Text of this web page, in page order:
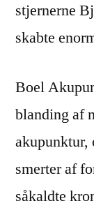
stjernerne
skabte
Boel
blanding af
akupunktur,
smerter af
såkaldte